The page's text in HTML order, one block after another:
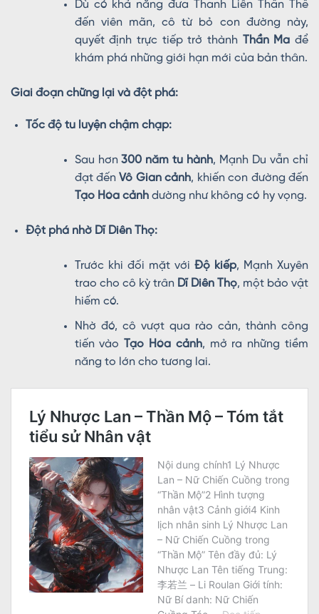
Dù có khả năng đưa Thanh Liên Thần Thể
đến viên mãn, cô từ bỏ con đường này,
quyết định trực tiếp trở thành Thần Ma để
khám phá những giới hạn mới của bản thân.
Giai đoạn chững lại và đột phá:
Tốc độ tu luyện chậm chạp:
Sau hơn300 năm tu hành, Mạnh Du vẫn chỉ
đạt đếnVô Gian cảnh, khiến con đường đến
Tạo Hóa cảnhdường như không có hy vọng.
Đột phá nhờ Dĩ Diên Thọ:
Trước khi đối mặt với Độ kiếp, Mạnh Xuyên
trao cho cô kỳ trân Dĩ Diên Thọ, một bảo vật
hiếm có.
Nhờ đó, cô vượt qua rào cản, thành công
tiến vàoTạo Hóa cảnh, mở ra những tiềm
năng to lớn cho tương lai.